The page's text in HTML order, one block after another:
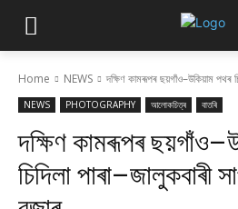
Home NEWS দক্ষিণ কামৰূপৰ ছয়গাঁও–উকিয়াম পথৰ
NEWS PHOTOGRAPHY আলোকচিত্ৰ বাতৰি
দক্ষিণ কামৰূপৰ
চিদিলা পাৰা–জালুকবাৰী